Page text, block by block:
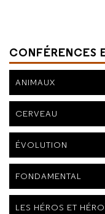
CONFÉRENCES
ANIMAUX
CERVEAU
ÉVOLUTION
FONDAMENTAL
LES HÉROS ET